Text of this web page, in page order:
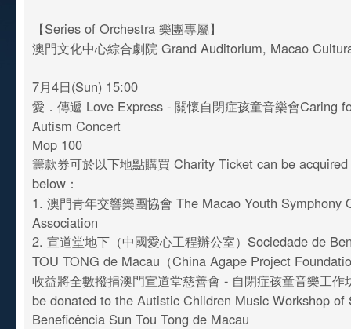
【Series of Orchestra 樂團專屬】
澳門文化中心綜合劇院 Grand Auditorium, Macao
7月4日(Sun) 15:00
愛．傳遞 Love Express - 關懷自閉症孩童音樂會Caring
Autism Concert
Mop 100
籌款券可於以下地點購買 Charity Ticket can be
below：
1. 澳門青年交響樂團協會 The Macao Youth Symphony
Association
2. 宣道堂地下（中國愛心工程辦公室）Sociedade de
TOU TONG de Macau（China Agape Project
收益將全數撥捐澳門宣道堂慈善會 - 自閉症孩童音樂工
be donated to the Autistic Children Music Workshop of
Beneficência Sun Tou Tong de Macau